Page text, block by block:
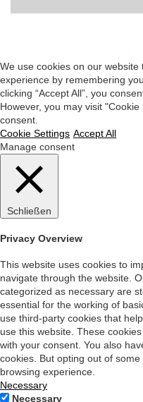
We use cookies on our
experience by remembering
clicking “Accept All”, you
However, you may visit
consent.
Cookie Settings Accept All
Manage consent
Schließen
Privacy Overview
This website uses cookies to
navigate through the website.
categorized as necessary are
essential for the working of
use third-party cookies that
use this website. These
with your consent. You also
cookies. But opting out of
browsing experience.
Necessary
Necessary